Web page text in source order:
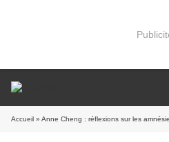
Accueil » Anne Cheng : réflexions sur les